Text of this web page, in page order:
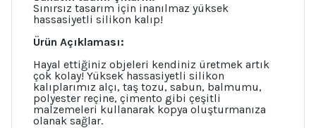
Sınırsız tasarım için inanılmaz yüksek
hassasiyetli silikon kalıp!
Ürün Açıklaması:
Hayal ettiğiniz objeleri kendiniz üretmek artık
çok kolay! Yüksek hassasiyetli silikon
kalıplarımız alçı, taş tozu, sabun, balmumu,
polyester reçine, çimento gibi çeşitli
malzemeleri kullanarak kopya oluşturmanıza
olanak sağlar.